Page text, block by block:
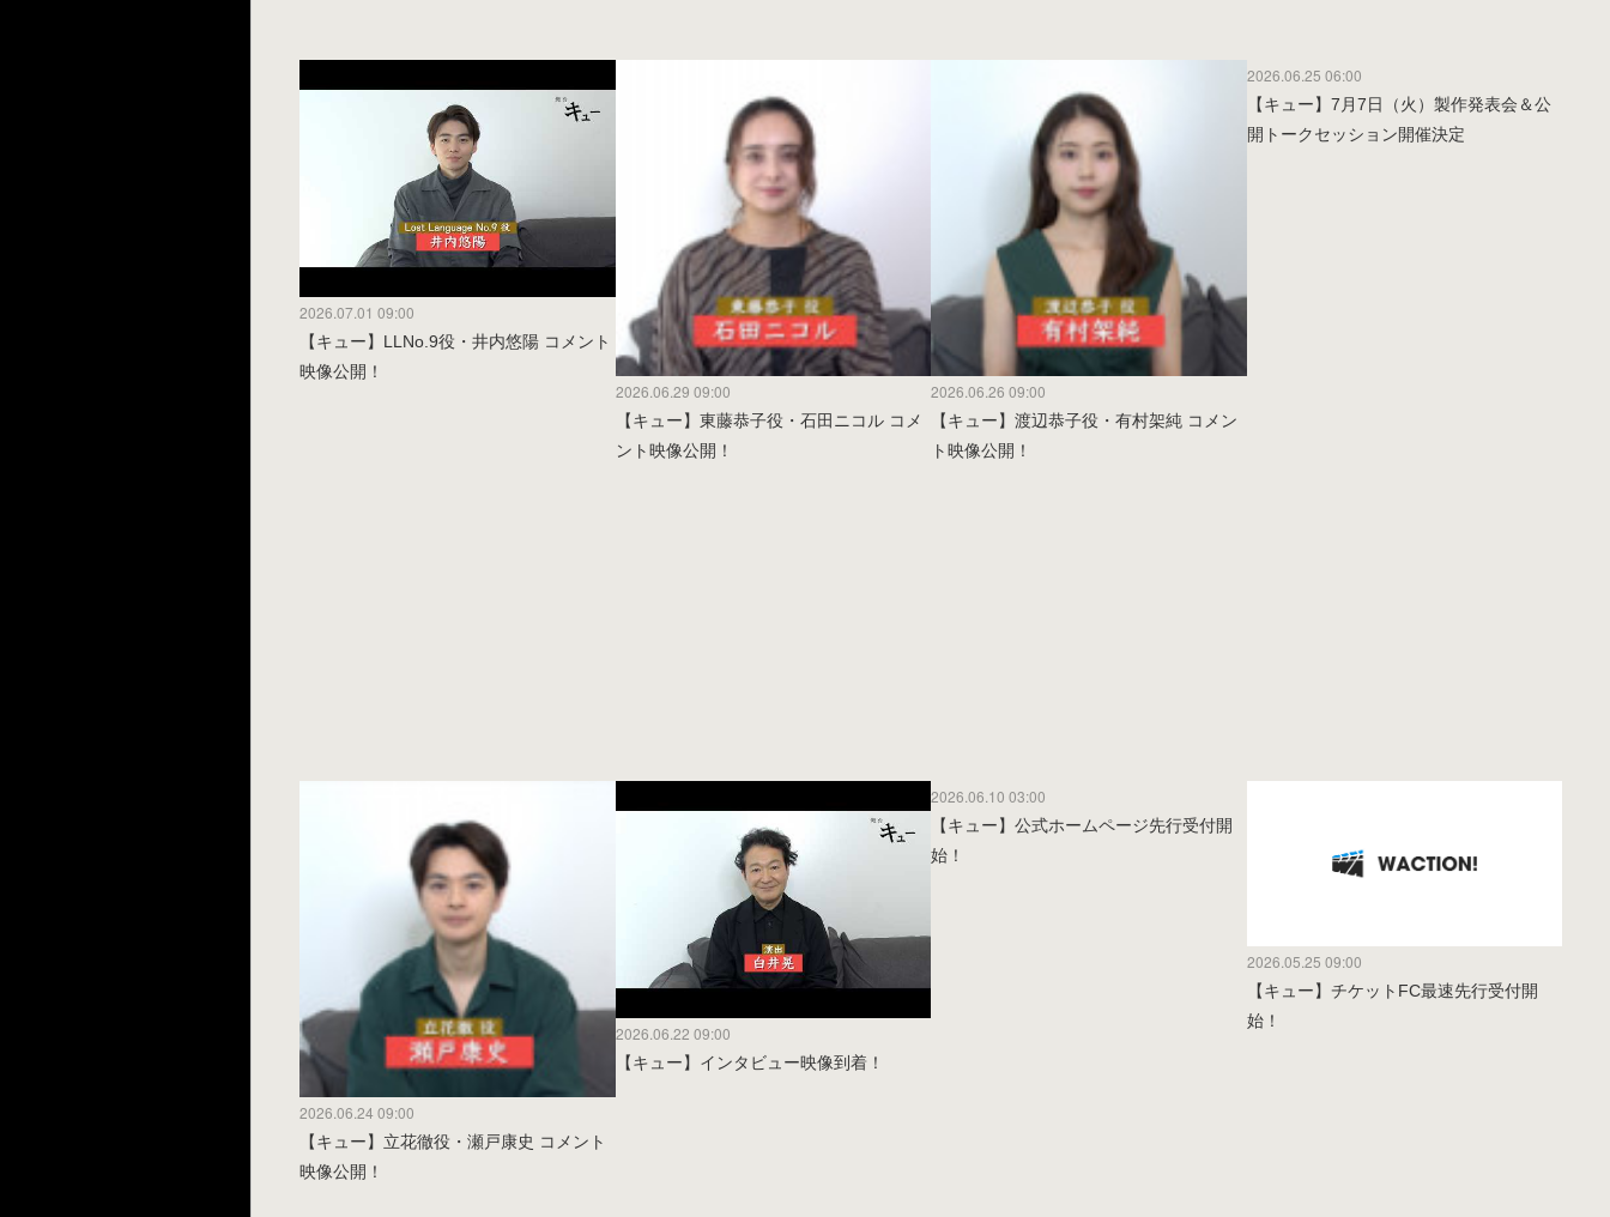
2026.07.01 09:00
【キュー】LLNo.9役・井内悠陽 コメント
映像公開！
2026.06.29 09:00
【キュー】東藤恭子役・石田ニコル コメ
ント映像公開！
2026.06.26 09:00
【キュー】渡辺恭子役・有村架純 コメン
ト映像公開！
2026.06.25 06:00
【キュー】7月7日（火）製作発表会＆公
開トークセッション開催決定
2026.06.24 09:00
【キュー】立花徹役・瀬戸康史 コメント
映像公開！
2026.06.22 09:00
【キュー】インタビュー映像到着！
2026.06.10 03:00
【キュー】公式ホームページ先行受付開
始！
2026.05.25 09:00
【キュー】チケットFC最速先行受付開
始！